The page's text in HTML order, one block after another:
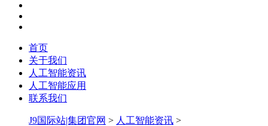
首页
关于我们
人工智能资讯
人工智能应用
联系我们
J9国际站|集团官网 > 人工智能资讯 >